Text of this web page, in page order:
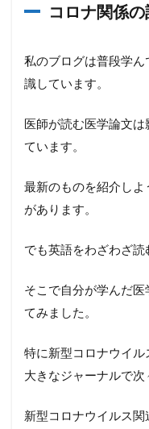
コロナ関係
私のブログは普段学
識しています。
医師が読む医学論文
ています。
最新のものを紹介し
があります。
でも英語をわざわざ読
そこで自分が学んだ
てみました。
特に新型コロナウイ
大きなジャーナルで次
新型コロナウイルス